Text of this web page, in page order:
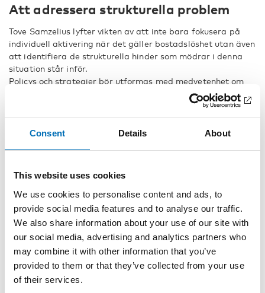
Consent Details About
This website uses cookies
We use cookies to personalise content and ads, to
provide social media features and to analyse our traffic.
We also share information about your use of our site with
our social media, advertising and analytics partners who
may combine it with other information that you’ve
provided to them or that they’ve collected from your use
of their services.
Att adressera strukturella problem
Tove Samzelius lyfter vikten av att inte bara fokusera på
individuell aktivering när det gäller bostadslöshet utan även
att identifiera de strukturella hinder som mödrar i denna
situation står inför.
Policys och strategier bör utformas med medvetenhet om
dessa mödrars begränsningar och utmaningar på en
bostadsmarknad som ofta är otillgänglig för dem.
Samzelius visar hur en könsneutral bostadspolitik riskerar
att dölja komplexiteten i utmaningarna och särdragen hos
av Universitetsforlaget AS (Scandinavian University Press)
och norska forskningsstiftelsen Fafo, på uppdrag av
Nordens välfärdscenter och kommer ut med några
temanummer per år och innehåller texter på danska,
engelska, norska och svenska.
Fakta